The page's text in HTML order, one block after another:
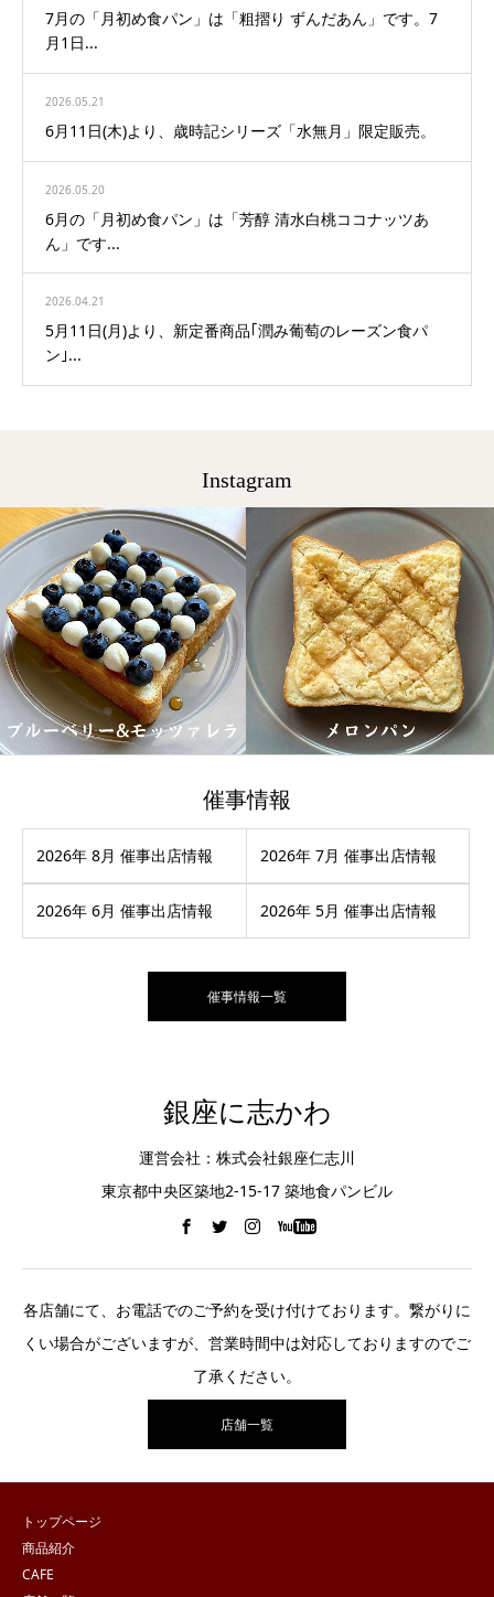
7月の「月初め食パン」は「粗摺り ずんだあん」です。7
月1日...
2026.05.21
6月11日(木)より、歳時記シリーズ「水無月」限定販売。
2026.05.20
6月の「月初め食パン」は「芳醇 清水白桃ココナッツあ
ん」です...
2026.04.21
5月11日(月)より、新定番商品｢潤み葡萄のレーズン食パ
ン｣...
Instagram
催事情報
2026年 8月 催事出店情報 2026年 7月 催事出店情報
2026年 6月 催事出店情報 2026年 5月 催事出店情報
催事情報一覧
銀座に志かわ
運営会社：株式会社銀座仁志川
東京都中央区築地2-15-17 築地食パンビル
各店舗にて、お電話でのご予約を受け付けております。繋がりに
くい場合がございますが、営業時間中は対応しておりますのでご
了承ください。
店舗一覧
トップページ
商品紹介
CAFE